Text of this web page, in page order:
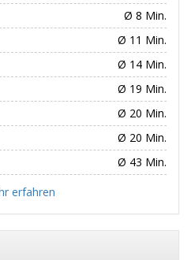
Ø 8 Min.
Ø 11 Min.
Ø 14 Min.
Ø 19 Min.
Ø 20 Min.
Ø 20 Min.
Ø 43 Min.
erfahren